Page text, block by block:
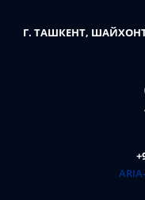
Г. ТАШКЕНТ,